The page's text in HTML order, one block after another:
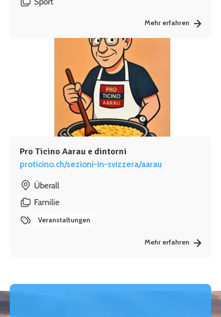
Mehr erfahren
Pro Ticino Aarau e dintorni
proticino.ch/sezioni-in-svizzera/aarau
Überall
Familie
Veranstaltungen
Mehr erfahren